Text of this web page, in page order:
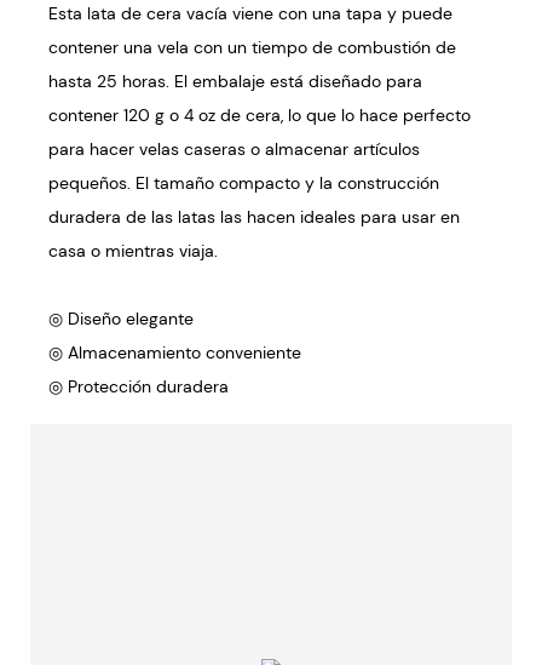
Esta lata de cera vacía viene con una tapa y puede
contener una vela con un tiempo de combustión de
hasta 25 horas. El embalaje está diseñado para
contener 120 g o 4 oz de cera, lo que lo hace perfecto
para hacer velas caseras o almacenar artículos
pequeños. El tamaño compacto y la construcción
duradera de las latas las hacen ideales para usar en
casa o mientras viaja.
◎ Diseño elegante
◎ Almacenamiento conveniente
◎ Protección duradera